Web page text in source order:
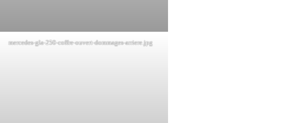
mercedes-gla-250-coffre-ouvert-dommages-arriere.jpg